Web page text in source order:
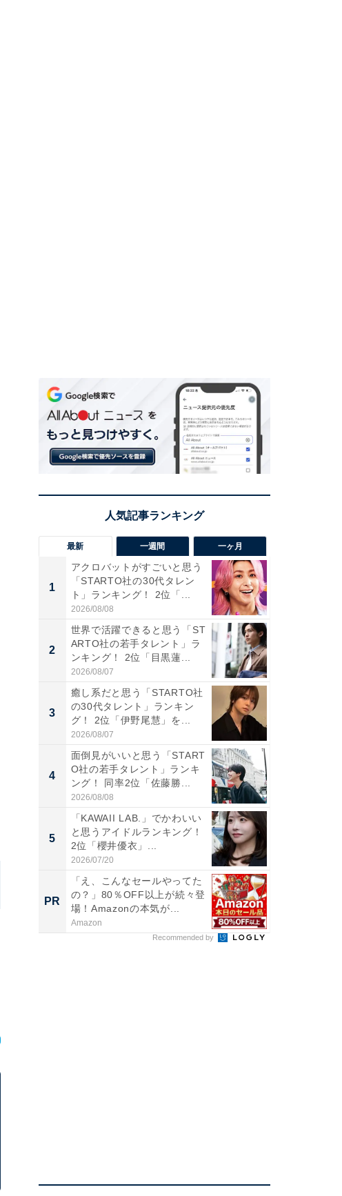
最新 一週間 一ヶ月
1
アクロバットがすごいと思う
「STARTO社の30代タレン
ト」ランキング！ 2位「...
2026/08/08
2
世界で活躍できると思う「ST
ARTO社の若手タレント」ラ
ンキング！ 2位「目黒蓮...
2026/08/07
3
癒し系だと思う「STARTO社
の30代タレント」ランキン
グ！ 2位「伊野尾慧」を...
2026/08/07
4
面倒見がいいと思う「START
O社の若手タレント」ランキ
ング！ 同率2位「佐藤勝...
2026/08/08
5
「KAWAII LAB.」でかわいい
と思うアイドルランキング！
2位「櫻井優衣」...
2026/07/20
PR
「え、こんなセールやってた
の？」80％OFF以上が続々登
場！Amazonの本気が...
Amazon
Recommended by